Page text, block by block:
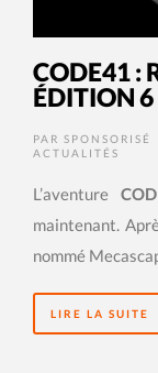
CODE41 :
ÉDITION 6
PAR SPONSORISÉ
ACTUALITÉS
L’aventure
maintenant.
nommé
LIRE LA SUITE